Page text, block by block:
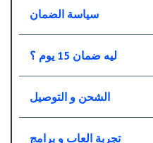
سياسة الضمان
ليه ضمان 15 يوم ؟
الشحن و التوصيل
تجربة العاب و برامج